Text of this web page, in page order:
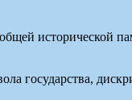
исторической
государства,